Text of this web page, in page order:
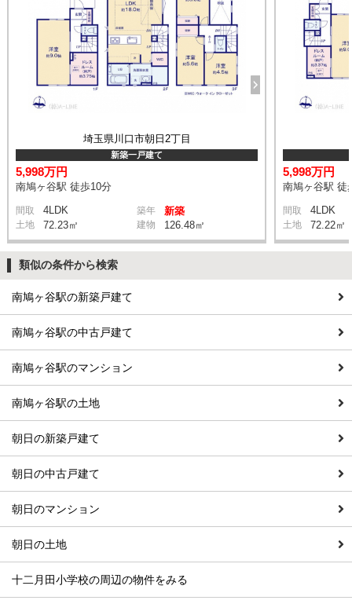
埼玉県川口市朝日2丁目
新築一戸建て
5,998万円
南鳩ヶ谷駅 徒歩10分
間取 4LDK 築年 新築
土地 72.23㎡ 建物 126.48㎡
5,998万円
南鳩ヶ谷駅 徒
間取 4LDK
土地 72.22㎡
類似の条件から検索
南鳩ヶ谷駅の新築戸建て
南鳩ヶ谷駅の中古戸建て
南鳩ヶ谷駅のマンション
南鳩ヶ谷駅の土地
朝日の新築戸建て
朝日の中古戸建て
朝日のマンション
朝日の土地
十二月田小学校の周辺の物件をみる